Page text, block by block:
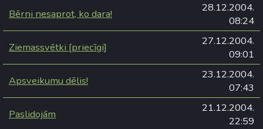
Bērni nesaprot, ko dara!
28.12.2004.
08:24
Ziemassvētki [priecīgi]
27.12.2004.
09:01
Apsveikumu dēlis!
23.12.2004.
07:43
Paslidojām
21.12.2004.
22:59